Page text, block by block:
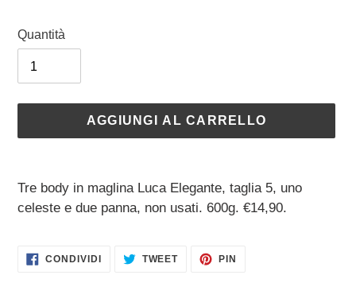
Quantità
AGGIUNGI AL CARRELLO
del
prodotto
Tre body in maglina Luca Elegante, taglia 5, uno
celeste e due panna, non usati. 600g. €14,90.
CONDIVIDI CONDIVIDITWEETTWITTA
PIN